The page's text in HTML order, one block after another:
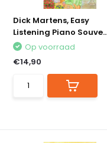
Dick Martens, Easy
Listening Piano
Op voorraad
€14,90